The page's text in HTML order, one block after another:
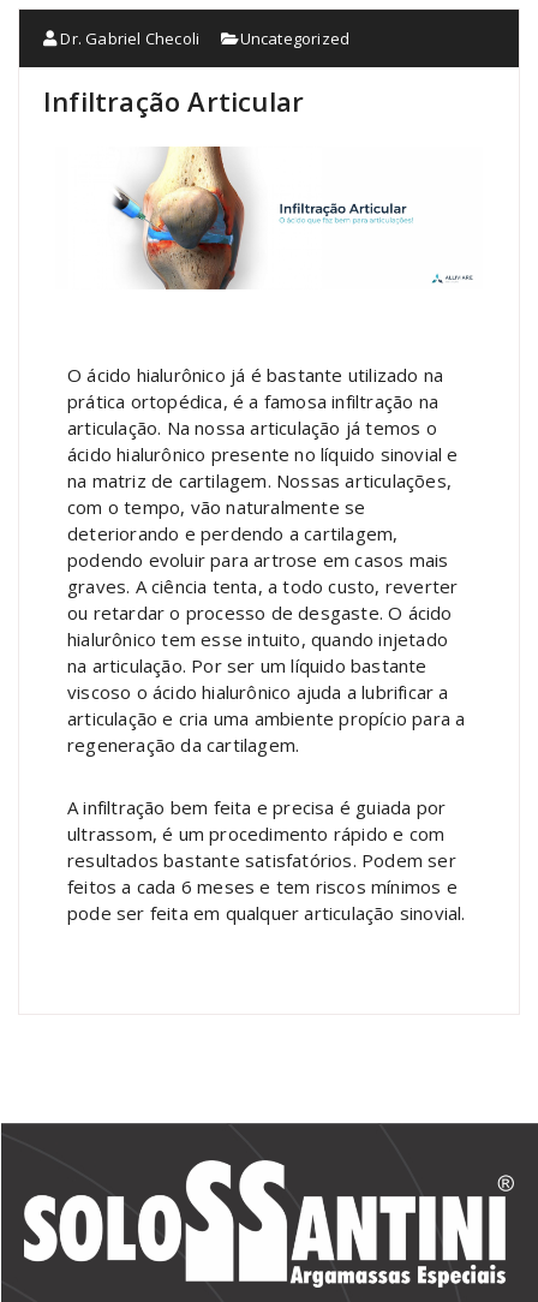
Dr. Gabriel Checoli Uncategorized
Infiltração Articular
O ácido hialurônico já é bastante utilizado na
prática ortopédica, é a famosa infiltração na
articulação. Na nossa articulação já temos o
ácido hialurônico presente no líquido sinovial e
na matriz de cartilagem. Nossas articulações,
com o tempo, vão naturalmente se
deteriorando e perdendo a cartilagem,
podendo evoluir para artrose em casos mais
graves. A ciência tenta, a todo custo, reverter
ou retardar o processo de desgaste. O ácido
hialurônico tem esse intuito, quando injetado
na articulação. Por ser um líquido bastante
viscoso o ácido hialurônico ajuda a lubrificar a
articulação e cria uma ambiente propício para a
regeneração da cartilagem.
A infiltração bem feita e precisa é guiada por
ultrassom, é um procedimento rápido e com
resultados bastante satisfatórios. Podem ser
feitos a cada 6 meses e tem riscos mínimos e
pode ser feita em qualquer articulação sinovial.